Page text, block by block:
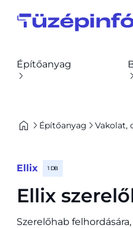
Építőanyag
Építőanyag Vakolat,
Ellix 1 DB
Ellix
Szerelőhab